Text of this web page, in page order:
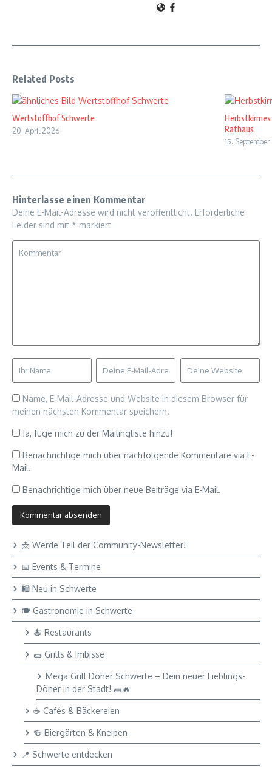
Related Posts
Wertstoffhof Schwerte
20. April 2026
Rathaus
15.
Hinterlasse einen Kommentar
Deine E-Mail-Adresse wird nicht veröffentlicht. Erforderliche
Felder sind mit * markiert
Name, E-Mail-Adresse und Website in diesem Browser für
meinen nächsten Kommentar speichern.
Ja, füge mich zu der Mailingliste hinzu!
Benachrichtige mich über nachfolgende Kommentare via E-
Mail.
Benachrichtige mich über neue Beiträge via E-Mail.
📩 Werde Teil der Community-Newsletter!
📅 Events & Termine
🛍 Neu in Schwerte
🍽 Gastronomie in Schwerte
🍝 Restaurants
🌯 Grills & Imbisse
Mega Grill Döner Schwerte – Dein neuer Lieblings-
Döner in der Stadt! 🌯🔥
☕ Cafés & Bäckereien
🍻 Biergärten & Kneipen
📍 Schwerte entdecken